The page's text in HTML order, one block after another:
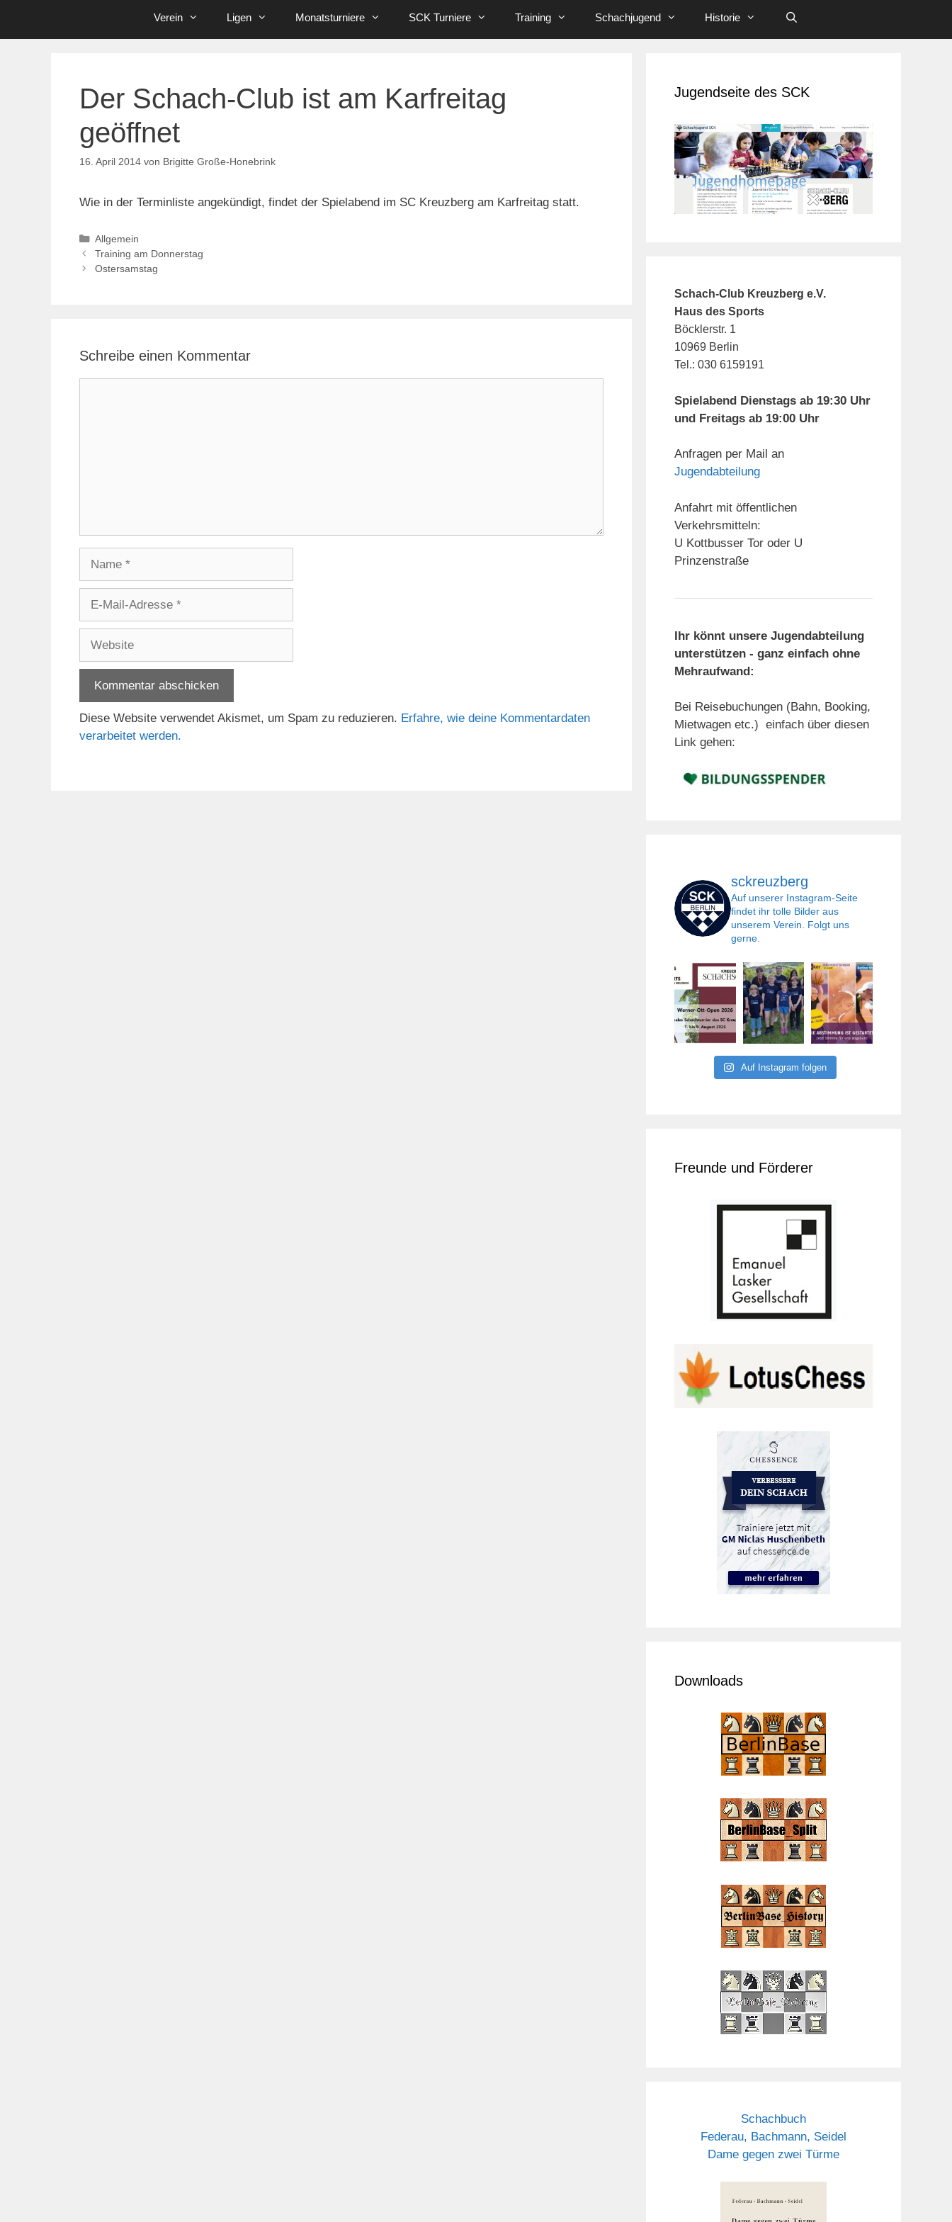
Verein Ligen Monatsturniere SCK Turniere Training Schachjugend Historie
Der Schach-Club ist am Karfreitag
geöffnet
16. April 2014 von Brigitte Große-Honebrink
Wie in der Terminliste angekündigt, findet der Spielabend im SC Kreuzberg am Karfreitag statt.
Kategorien
Allgemein
Training am Donnerstag
Ostersamstag
Schreibe einen Kommentar
Adresse
Diese Website verwendet Akismet, um Spam zu reduzieren. Erfahre, wie deine Kommentardaten
verarbeitet werden.
Jugendseite des SCK
Schach-Club Kreuzberg e.V.
Haus des Sports
Böcklerstr. 1
10969 Berlin
Tel.: 030 6159191
Spielabend Dienstags ab 19:30 Uhr
und Freitags ab 19:00 Uhr
Anfragen per Mail an
Jugendabteilung
Anfahrt mit öffentlichen
Verkehrsmitteln:
U Kottbusser Tor oder U
Prinzenstraße
Ihr könnt unsere Jugendabteilung
unterstützen - ganz einfach ohne
Mehraufwand:
Bei Reisebuchungen (Bahn, Booking,
Mietwagen etc.) einfach über diesen
Link gehen:
sckreuzberg
Auf unserer Instagram-Seite
findet ihr tolle Bilder aus
unserem Verein. Folgt uns
gerne.
Auf Instagram folgen
Freunde und Förderer
Downloads
Schachbuch
Federau, Bachmann, Seidel
Dame gegen zwei Türme